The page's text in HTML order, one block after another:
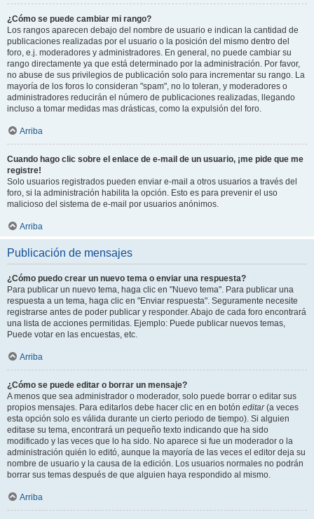
¿Cómo se puede cambiar mi rango?
Los rangos aparecen debajo del nombre de usuario e indican la cantidad de
publicaciones realizadas por el usuario o la posición del mismo dentro del
foro, e.j. moderadores y administradores. En general, no puede cambiar su
rango directamente ya que está determinado por la administración. Por favor,
no abuse de sus privilegios de publicación solo para incrementar su rango. La
mayoría de los foros lo consideran "spam", no lo toleran, y moderadores o
administradores reducirán el número de publicaciones realizadas, llegando
incluso a tomar medidas mas drásticas, como la expulsión del foro.
Arriba
Cuando hago clic sobre el enlace de e-mail de un usuario, ¡me pide que me
registre!
Solo usuarios registrados pueden enviar e-mail a otros usuarios a través del
foro, si la administración habilita la opción. Esto es para prevenir el uso
malicioso del sistema de e-mail por usuarios anónimos.
Arriba
Publicación de mensajes
¿Cómo puedo crear un nuevo tema o enviar una respuesta?
Para publicar un nuevo tema, haga clic en "Nuevo tema". Para publicar una
respuesta a un tema, haga clic en "Enviar respuesta". Seguramente necesite
registrarse antes de poder publicar y responder. Abajo de cada foro encontrará
una lista de acciones permitidas. Ejemplo: Puede publicar nuevos temas,
Puede votar en las encuestas, etc.
Arriba
¿Cómo se puede editar o borrar un mensaje?
A menos que sea administrador o moderador, solo puede borrar o editar sus
propios mensajes. Para editarlos debe hacer clic en en botón editar(a veces
esta opción solo es válida durante un cierto periodo de tiempo). Si alguien
editase su tema, encontrará un pequeño texto indicando que ha sido
modificado y las veces que lo ha sido. No aparece si fue un moderador o la
administración quién lo editó, aunque la mayoría de las veces el editor deja su
nombre de usuario y la causa de la edición. Los usuarios normales no podrán
borrar sus temas después de que alguien haya respondido al mismo.
Arriba